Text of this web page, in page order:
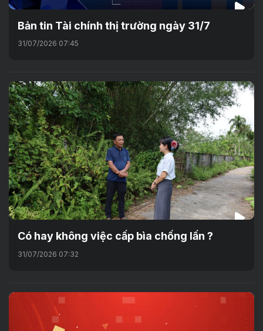
Bản tin Tài chính thị trường ngày 31/7
31/07/2026 07:45
Có hay không việc cấp bìa chống lấn ?
31/07/2026 07:32